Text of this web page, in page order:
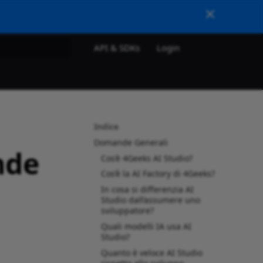
API & SDKs Login
Indice
Domande Generali
Cos’è 4Geeks AI Studio?
Cos’è la AI Factory di 4Geeks?
In cosa si differenzia AI
Studio dall’assumere uno
sviluppatore?
Quali modelli IA usa AI
Studio?
Quanto è veloce AI Studio